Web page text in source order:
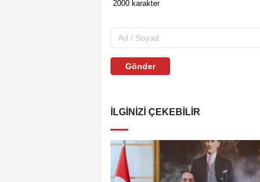
Gönder
İLGINIZI ÇEKEBILIR